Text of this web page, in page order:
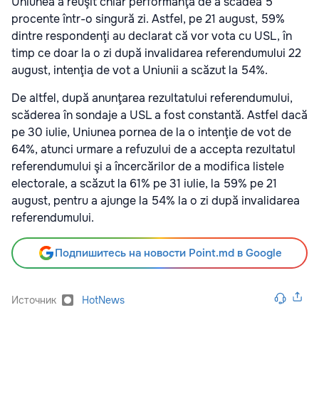
procente într-o singură zi. Astfel, pe 21 august, 59%
dintre respondenţi au declarat că vor vota cu USL, în
timp ce doar la o zi după invalidarea referendumului 22
august, intenţia de vot a Uniunii a scăzut la 54%.
De altfel, după anunţarea rezultatului referendumului,
scăderea în sondaje a USL a fost constantă. Astfel dacă
pe 30 iulie, Uniunea pornea de la o intenţie de vot de
64%, atunci urmare a refuzului de a accepta rezultatul
referendumului şi a încercărilor de a modifica listele
electorale, a scăzut la 61% pe 31 iulie, la 59% pe 21
august, pentru a ajunge la 54% la o zi după invalidarea
referendumului.
Подпишитесь на новости Point.md в Google
Источник HotNews